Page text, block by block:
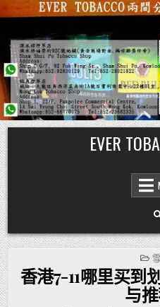
Skip
to
content
EVER
IN
香港7-11哪里买到
与推